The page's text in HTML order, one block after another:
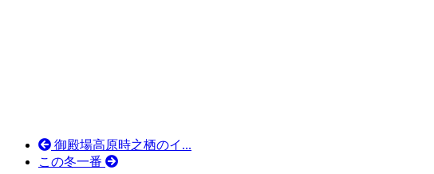
御殿場高原時之栖のイ...
この冬一番